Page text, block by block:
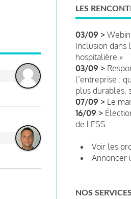
LES
03/09 >
Inclusion dans
hospitalière »
03/09 >
l’entreprise :
plus durables,
07/09 > Le
16/09 >
de l'ESS
Voir les
Annoncer
NOS